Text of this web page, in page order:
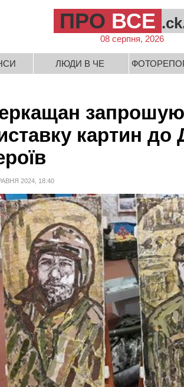
ПРО ВСЕ
08 серпня, 2026
ЛЮДИ В ЧЕ
картин до
2024, 18:40